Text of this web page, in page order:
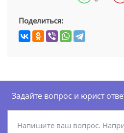
Поделиться:
Задайте вопрос и юрист